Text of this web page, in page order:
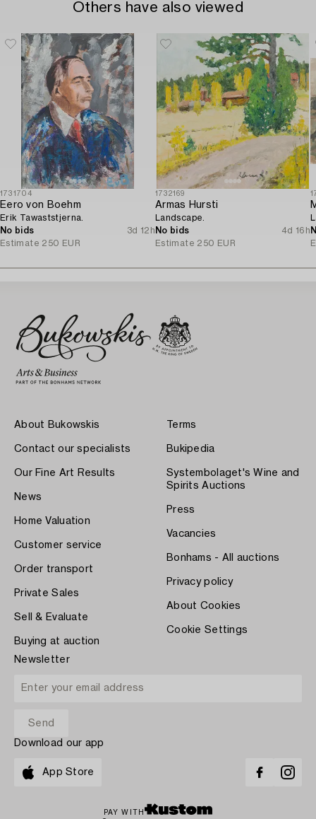
Others have also viewed
1731704
Eero von Boehm
Erik Tawaststjerna.
No bids
3d 12h
Estimate 250 EUR
1732169
Armas Hursti
Landscape.
No bids
4d 16h
Estimate 250 EUR
About Bukowskis
Contact our specialists
Our Fine Art Results
News
Home Valuation
Customer service
Order transport
Private Sales
Sell & Evaluate
Buying at auction
Terms
Bukipedia
Systembolaget's Wine and
Spirits Auctions
Press
Vacancies
Bonhams - All auctions
Privacy policy
About Cookies
Cookie Settings
Newsletter
Download our app
App Store
PAY WITH